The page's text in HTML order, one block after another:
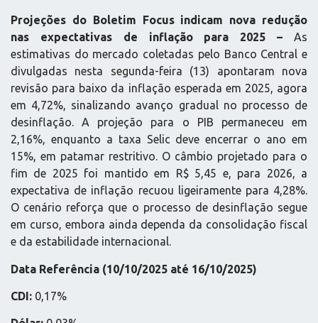
Projeções do Boletim Focus indicam nova redução
nas expectativas de inflação para 2025 – As
estimativas do mercado coletadas pelo Banco Central e
divulgadas nesta segunda-feira (13) apontaram nova
revisão para baixo da inflação esperada em 2025, agora
em 4,72%, sinalizando avanço gradual no processo de
desinflação. A projeção para o PIB permaneceu em
2,16%, enquanto a taxa Selic deve encerrar o ano em
15%, em patamar restritivo. O câmbio projetado para o
fim de 2025 foi mantido em R$ 5,45 e, para 2026, a
expectativa de inflação recuou ligeiramente para 4,28%.
O cenário reforça que o processo de desinflação segue
em curso, embora ainda dependa da consolidação fiscal
e da estabilidade internacional.
Data Referência (10/10/2025 até 16/10/2025)
CDI: 0,17%